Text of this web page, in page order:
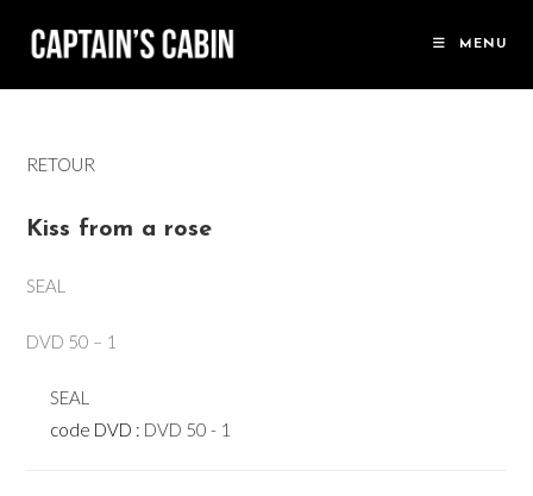
MENU
RETOUR
Kiss from a rose
SEAL
DVD 50 – 1
SEAL
code DVD : DVD 50 - 1